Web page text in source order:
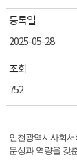
등록일
2025-05-28
조회
752
인천광역시사회
문성과 역량을 갖